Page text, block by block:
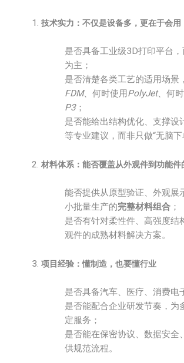
技术实力：不仅是设备多，更在于会用
是否具备工业级3D打印平台
为主；
是否清楚各类工艺的适用场景
FDM、何时使用PolyJet、何
P3；
是否能给出结构优化、支撑设
等专业建议，而非只做“无脑下
材料体系：能否覆盖从外观件到功能件
能否提供从原型验证、外观展
小批量生产的完整材料组合 ；
是否有针对柔性件、高强度结
观件的成熟材料解决方案。
项目经验：懂制造，也要懂行业
是否具备汽车、医疗、消费电
是否能配合企业研发节奏，为
定服务；
是否能在保密协议、数据安全
供规范流程。